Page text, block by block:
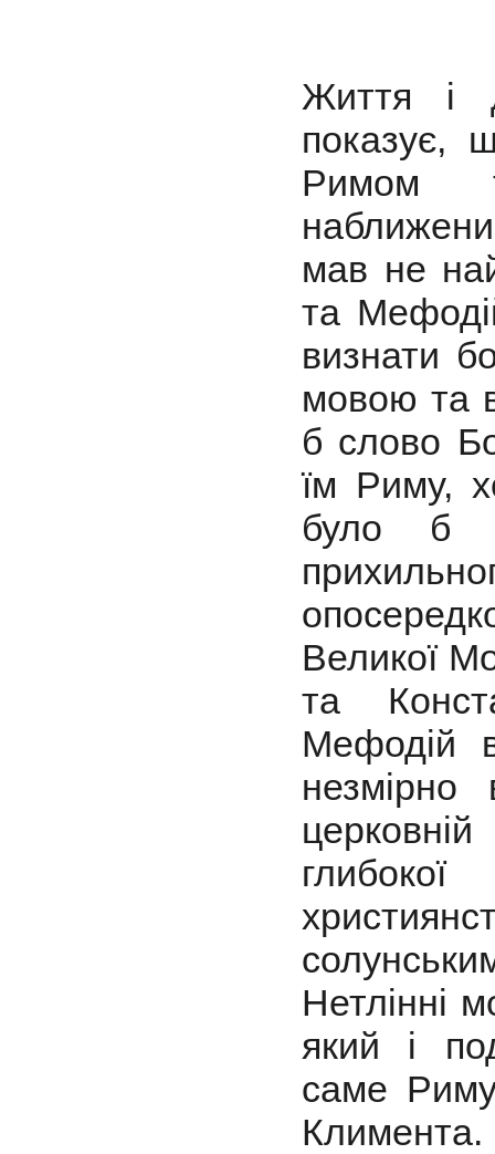
Життя і
показує,
Римом
мав не
та
визнати
мовою та
б слово
їм Риму,
було б
Великої
та
Мефодій
Нетлінні
який і
саме
Климента.